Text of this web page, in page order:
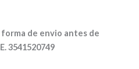
de envio antes de
3541520749